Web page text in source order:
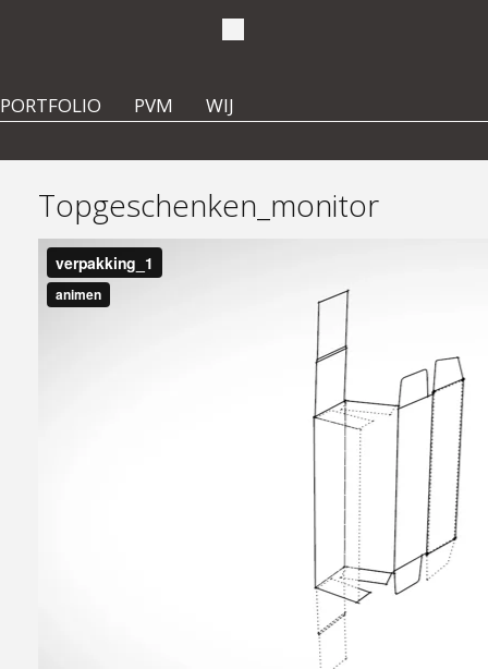
PORTFOLIO PVM WIJ
Topgeschenken_monitor